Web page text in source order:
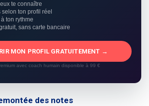
te connaître
ton profil réel
ton rythme
sans carte bancaire
MON PROFIL GRATUITEMENT →
avec coach humain disponible à 99 €
des notes